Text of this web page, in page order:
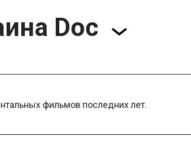
Doc
фильмов последних лет.